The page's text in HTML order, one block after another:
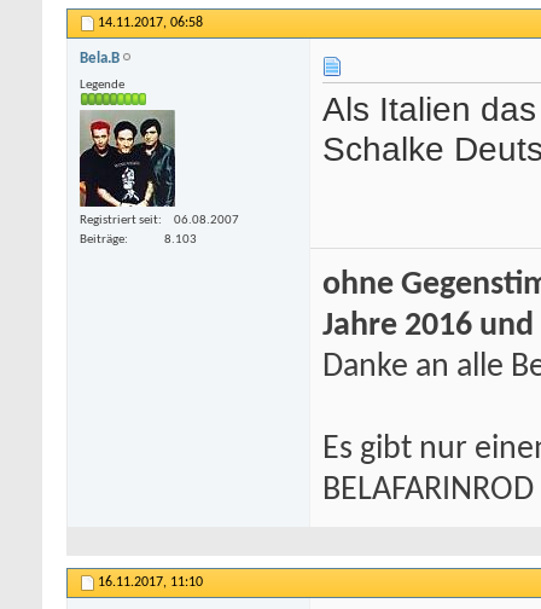
14.11.2017, 06:58
Bela.B
Legende
Registriert seit
06.08.2007
Beiträge
8.103
Als Italien
Schalke
ohne
Jahre 2016 und
Danke an alle
Es gibt nur
BELAFARINROD
16.11.2017, 11:10